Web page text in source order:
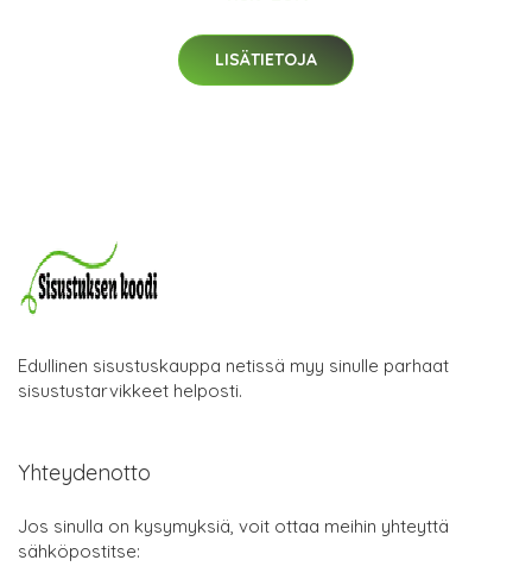
LISÄTIETOJA
Edullinen sisustuskauppa netissä myy sinulle parhaat
sisustustarvikkeet helposti.
Yhteydenotto
Jos sinulla on kysymyksiä, voit ottaa meihin yhteyttä
sähköpostitse: